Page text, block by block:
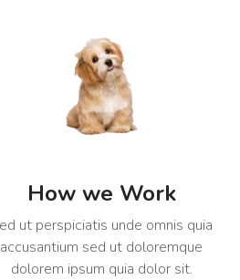
How we Work
ut perspiciatis unde omnis quia
accusantium sed ut doloremque
dolorem ipsum quia dolor sit.